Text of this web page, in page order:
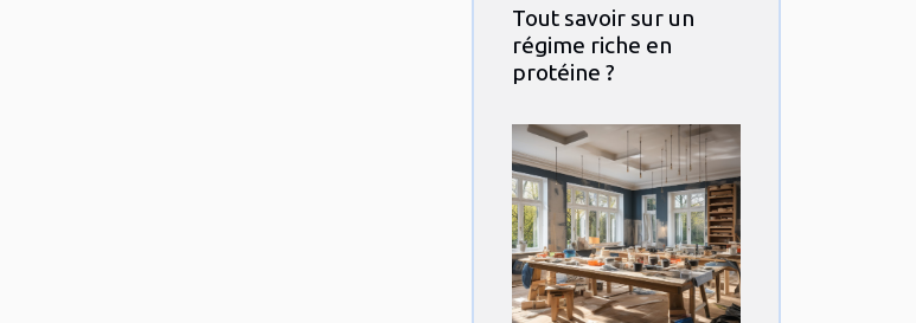
Tout savoir sur un
régime riche en
protéine ?